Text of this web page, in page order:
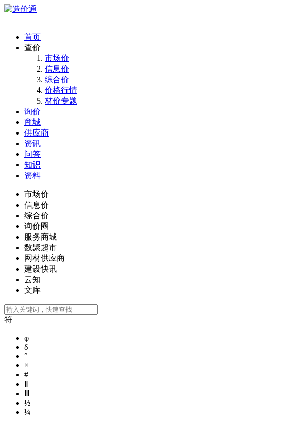
首页
查价
市场价
信息价
综合价
价格行情
材价专题
询价
商城
供应商
资讯
问答
知识
资料
市场价
信息价
综合价
询价圈
服务商城
数聚超市
网材供应商
建设快讯
云知
文库
符
φ
δ
°
×
#
½
¼